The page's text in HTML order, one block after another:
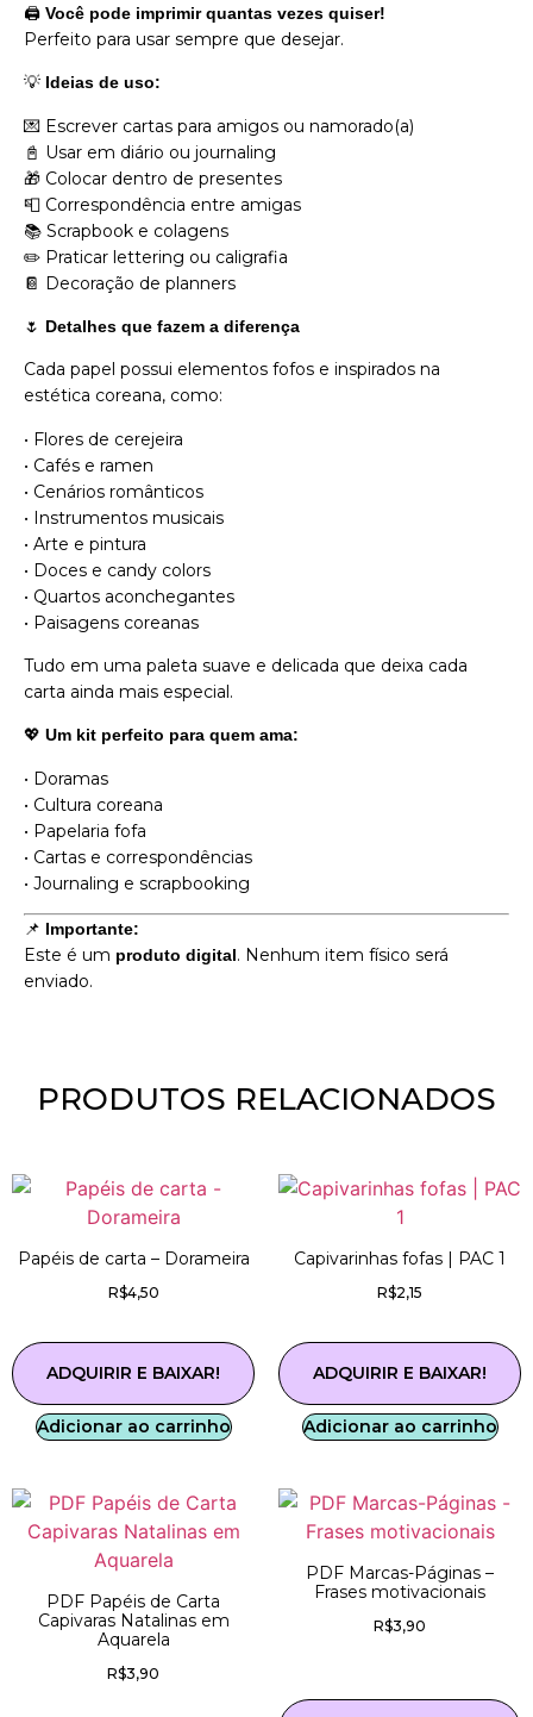
🖨 Você pode imprimir quantas vezes quiser!
Perfeito para usar sempre que desejar.
💡 Ideias de uso:
💌 Escrever cartas para amigos ou namorado(a)
📓 Usar em diário ou journaling
🎁 Colocar dentro de presentes
📮 Correspondência entre amigas
📚 Scrapbook e colagens
✏️ Praticar lettering ou caligrafia
📔 Decoração de planners
🌷 Detalhes que fazem a diferença
Cada papel possui elementos fofos e inspirados na
estética coreana, como:
• Flores de cerejeira
• Cafés e ramen
• Cenários românticos
• Instrumentos musicais
• Arte e pintura
• Doces e candy colors
• Quartos aconchegantes
• Paisagens coreanas
Tudo em uma paleta suave e delicada que deixa cada
carta ainda mais especial.
💖 Um kit perfeito para quem ama:
• Doramas
• Cultura coreana
• Papelaria fofa
• Cartas e correspondências
• Journaling e scrapbooking
📌 Importante:
Este é um produto digital. Nenhum item físico será
enviado.
PRODUTOS RELACIONADOS
Papéis de carta – Dorameira
R$4,50
ADQUIRIR E BAIXAR!
Adicionar ao carrinho
Capivarinhas fofas | PAC 1
R$2,15
ADQUIRIR E BAIXAR!
Adicionar ao carrinho
PDF Papéis de Carta
Capivaras Natalinas em
Aquarela
R$3,90
PDF Marcas-Páginas –
Frases motivacionais
R$3,90